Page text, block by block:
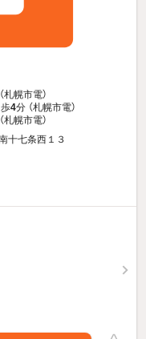
札幌市電）
4分 （札幌市電）
札幌市電）
十七条西１３